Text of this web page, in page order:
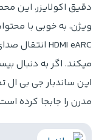
میکند. اگر به دنبال
این ساندبار جی بی
مدرن را جابجا کرده